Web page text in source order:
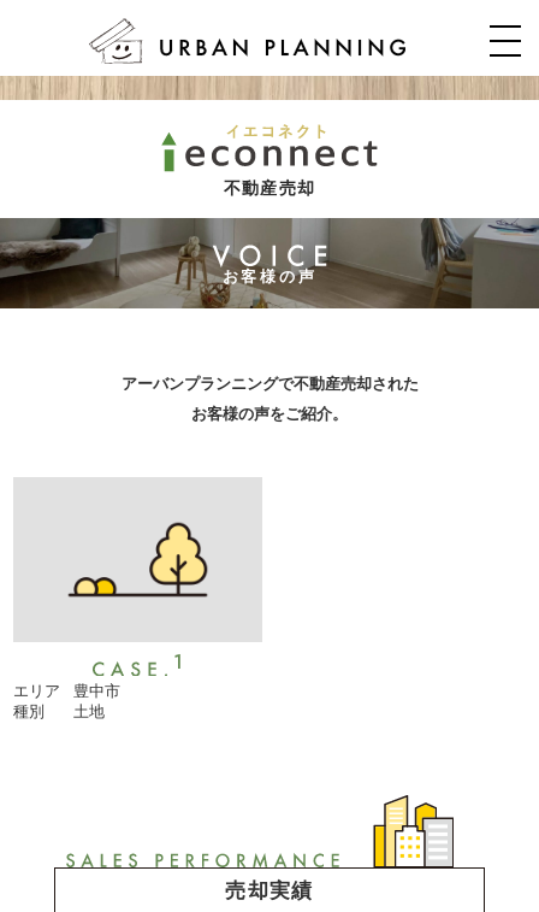
不動産売却
お客様の声
アーバンプランニングで不動産売却された
お客様の声をご紹介。
1
エリア
豊中市
種別
土地
売却実績